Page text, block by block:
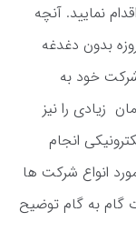
نمایید. آنچه
بدون دغدغه
خود به
زیادی را نیز
انجام
انواع شرکت ها
به گام توضیح